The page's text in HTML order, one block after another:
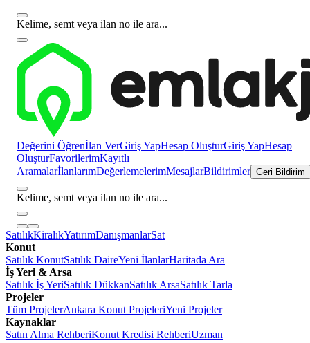
Kelime, semt veya ilan no ile ara...
Değerini Öğrenİlan VerGiriş YapHesap OluşturGiriş YapHesap
OluşturFavorilerimKayıtlı
AramalarİlanlarımDeğerlemelerimMesajlarBildirimler Geri Bildirim
Kelime, semt veya ilan no ile ara...
SatılıkKiralıkYatırımDanışmanlarSat
Konut
Satılık KonutSatılık DaireYeni İlanlarHaritada Ara
İş Yeri & Arsa
Satılık İş YeriSatılık DükkanSatılık ArsaSatılık Tarla
Projeler
Tüm ProjelerAnkara Konut ProjeleriYeni Projeler
Kaynaklar
Satın Alma RehberiKonut Kredisi RehberiUzman